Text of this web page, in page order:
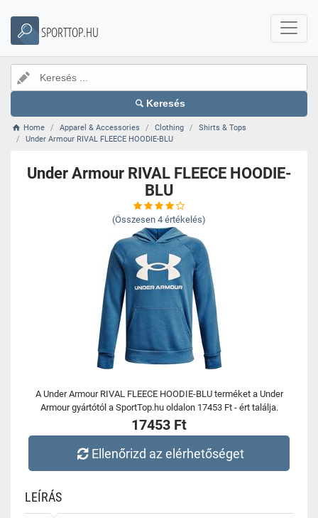
SPORTTOP.HU
Keresés
Home Apparel & Accessories Clothing
Shirts & Tops
Under Armour RIVAL FLEECE HOODIE-BLU
Under Armour RIVAL FLEECE HOODIE-
BLU
(Összesen 4 értékelés)
A Under Armour RIVAL FLEECE HOODIE-BLU terméket a Under
Armour gyártótól a SportTop.hu oldalon 17453 Ft - ért találja.
17453 Ft
Ellenőrizd az elérhetőséget
LEÍRÁS